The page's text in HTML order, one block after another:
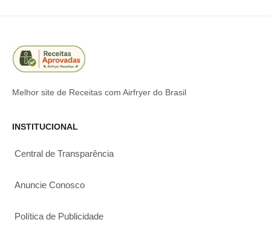
Melhor site de Receitas com Airfryer do Brasil
INSTITUCIONAL
Central de Transparência
Anuncie Conosco
Política de Publicidade